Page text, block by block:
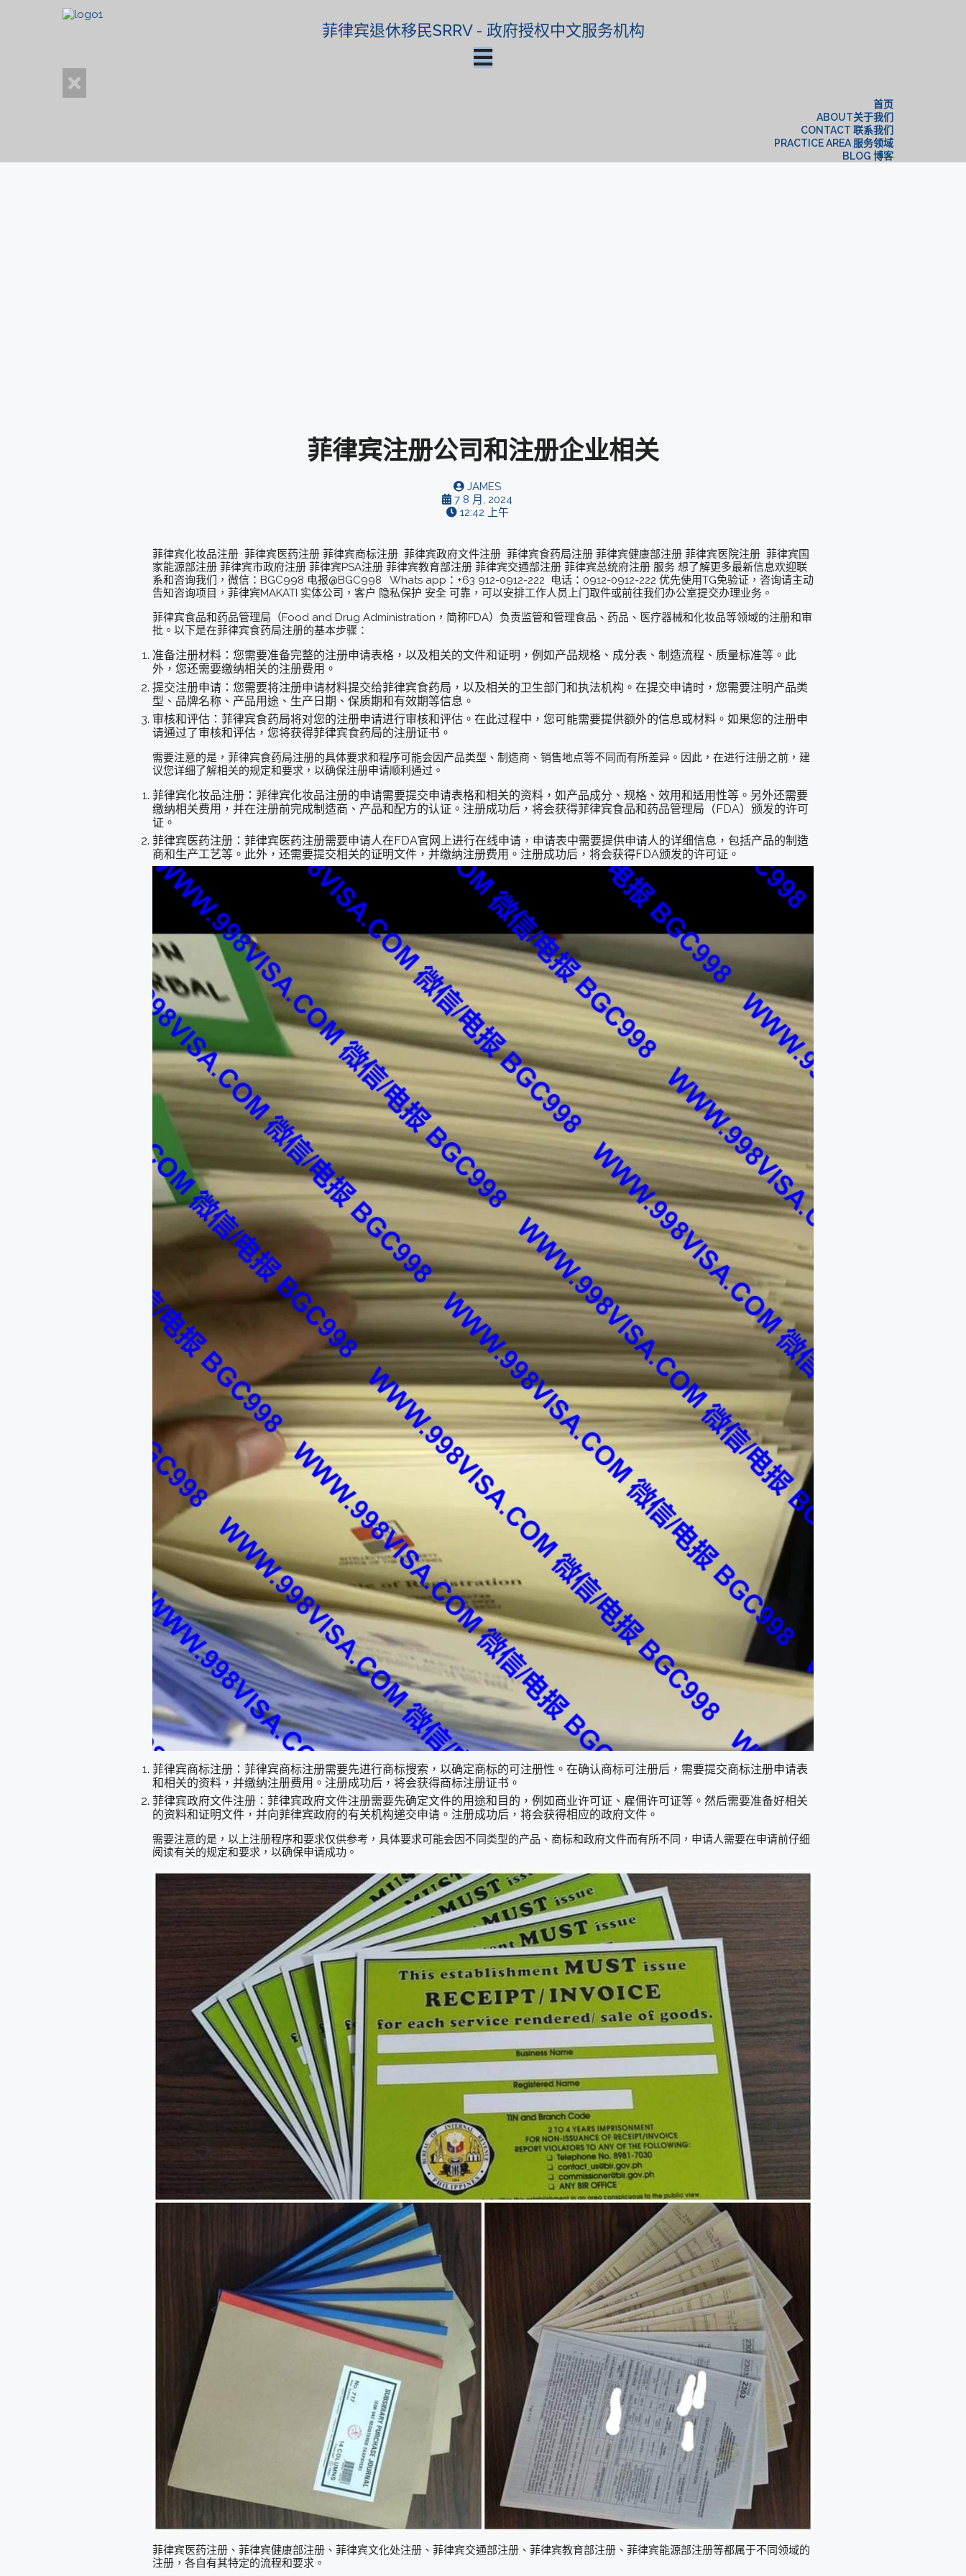
菲律宾退休移民SRRV - 政府授权中文服务机构
首页
ABOUT关于我们
CONTACT 联系我们
PRACTICE AREA 服务领域
BLOG 博客
菲律宾注册公司和注册企业相关
JAMES
7 8 月, 2024
12:42 上午
菲律宾化妆品注册 菲律宾医药注册 菲律宾商标注册 菲律宾政府文件注册 菲律宾食药局注册 菲律宾健康部注册 菲律宾医院注册 菲律宾国
家能源部注册 菲律宾市政府注册 菲律宾PSA注册 菲律宾教育部注册 菲律宾交通部注册 菲律宾总统府注册 服务 想了解更多最新信息欢迎联
系和咨询我们，微信：BGC998 电报@BGC998 Whats app：+63 912-0912-222 电话：0912-0912-222 优先使用TG免验证，咨询请主动
告知咨询项目，菲律宾MAKATI 实体公司，客户 隐私保护 安全 可靠，可以安排工作人员上门取件或前往我们办公室提交办理业务。
菲律宾食品和药品管理局（Food and Drug Administration，简称FDA）负责监管和管理食品、药品、医疗器械和化妆品等领域的注册和审
批。以下是在菲律宾食药局注册的基本步骤：
准备注册材料：您需要准备完整的注册申请表格，以及相关的文件和证明，例如产品规格、成分表、制造流程、质量标准等。此
外，您还需要缴纳相关的注册费用。
提交注册申请：您需要将注册申请材料提交给菲律宾食药局，以及相关的卫生部门和执法机构。在提交申请时，您需要注明产品类
型、品牌名称、产品用途、生产日期、保质期和有效期等信息。
审核和评估：菲律宾食药局将对您的注册申请进行审核和评估。在此过程中，您可能需要提供额外的信息或材料。如果您的注册申
请通过了审核和评估，您将获得菲律宾食药局的注册证书。
需要注意的是，菲律宾食药局注册的具体要求和程序可能会因产品类型、制造商、销售地点等不同而有所差异。因此，在进行注册之前，建
议您详细了解相关的规定和要求，以确保注册申请顺利通过。
菲律宾化妆品注册：菲律宾化妆品注册的申请需要提交申请表格和相关的资料，如产品成分、规格、效用和适用性等。另外还需要
缴纳相关费用，并在注册前完成制造商、产品和配方的认证。注册成功后，将会获得菲律宾食品和药品管理局（FDA）颁发的许可
证。
菲律宾医药注册：菲律宾医药注册需要申请人在FDA官网上进行在线申请，申请表中需要提供申请人的详细信息，包括产品的制造
商和生产工艺等。此外，还需要提交相关的证明文件，并缴纳注册费用。注册成功后，将会获得FDA颁发的许可证。
菲律宾商标注册：菲律宾商标注册需要先进行商标搜索，以确定商标的可注册性。在确认商标可注册后，需要提交商标注册申请表
和相关的资料，并缴纳注册费用。注册成功后，将会获得商标注册证书。
菲律宾政府文件注册：菲律宾政府文件注册需要先确定文件的用途和目的，例如商业许可证、雇佣许可证等。然后需要准备好相关
的资料和证明文件，并向菲律宾政府的有关机构递交申请。注册成功后，将会获得相应的政府文件。
需要注意的是，以上注册程序和要求仅供参考，具体要求可能会因不同类型的产品、商标和政府文件而有所不同，申请人需要在申请前仔细
阅读有关的规定和要求，以确保申请成功。
菲律宾医药注册、菲律宾健康部注册、菲律宾文化处注册、菲律宾交通部注册、菲律宾教育部注册、菲律宾能源部注册等都属于不同领域的
注册，各自有其特定的流程和要求。